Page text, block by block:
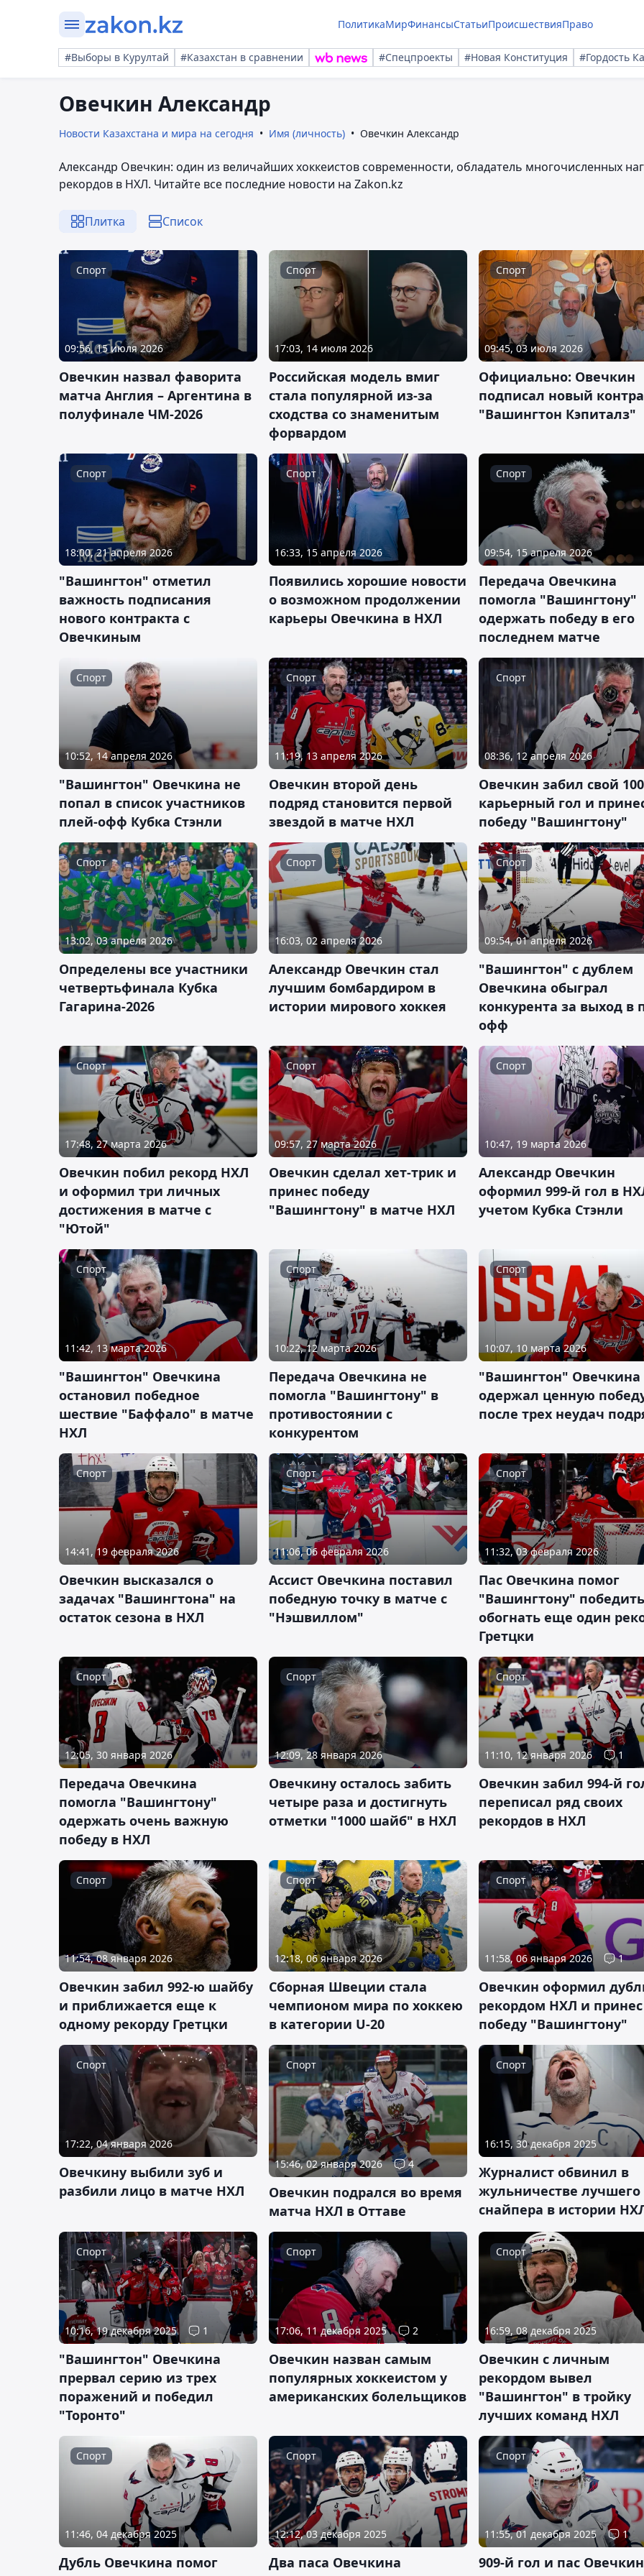
ПолитикаМирФинансыСтатьиПроисшествияПраво
#Выборы в Курултай #Казахстан в сравнении #Спецпроекты #Новая Конституция #Гордость
Овечкин Александр
Новости Казахстана и мира на сегодня Имя (личность) Овечкин Александр
Александр Овечкин: один из величайших хоккеистов современности, обладатель многочисленных
рекордов в НХЛ. Читайте все последние новости на Zakon.kz
Плитка Список
Спорт
09:56, 15 июля 2026
Овечкин назвал фаворита
матча Англия – Аргентина в
полуфинале ЧМ-2026
Спорт
17:03, 14 июля 2026
Российская модель вмиг
стала популярной из-за
сходства со знаменитым
форвардом
Спорт
09:45, 03 июля 2026
Официально: Овечкин
подписал новый
"Вашингтон Кэпиталз"
Спорт
18:00, 21 апреля 2026
"Вашингтон" отметил
важность подписания
нового контракта с
Овечкиным
Спорт
16:33, 15 апреля 2026
Появились хорошие новости
о возможном продолжении
карьеры Овечкина в НХЛ
Спорт
09:54, 15 апреля 2026
Передача Овечкина
помогла "Вашингтону"
одержать победу в его
последнем матче
Спорт
10:52, 14 апреля 2026
"Вашингтон" Овечкина не
попал в список участников
плей-офф Кубка Стэнли
Спорт
11:19, 13 апреля 2026
Овечкин второй день
подряд становится первой
звездой в матче НХЛ
Спорт
08:36, 12 апреля 2026
Овечкин забил свой
карьерный гол и
победу "Вашингтону"
Спорт
13:02, 03 апреля 2026
Определены все участники
четвертьфинала Кубка
Гагарина-2026
Спорт
16:03, 02 апреля 2026
Александр Овечкин стал
лучшим бомбардиром в
истории мирового хоккея
Спорт
09:54, 01 апреля 2026
"Вашингтон" с дублем
Овечкина обыграл
конкурента за выход в
офф
Спорт
17:48, 27 марта 2026
Овечкин побил рекорд НХЛ
и оформил три личных
достижения в матче с
"Ютой"
Спорт
09:57, 27 марта 2026
Овечкин сделал хет-трик и
принес победу
"Вашингтону" в матче НХЛ
Спорт
10:47, 19 марта 2026
Александр Овечкин
оформил 999-й гол в
учетом Кубка Стэнли
Спорт
11:42, 13 марта 2026
"Вашингтон" Овечкина
остановил победное
шествие "Баффало" в матче
НХЛ
Спорт
10:22, 12 марта 2026
Передача Овечкина не
помогла "Вашингтону" в
противостоянии с
конкурентом
Спорт
10:07, 10 марта 2026
"Вашингтон" Овечкина
одержал ценную
после трех неудач
Спорт
14:41, 19 февраля 2026
Овечкин высказался о
задачах "Вашингтона" на
остаток сезона в НХЛ
Спорт
11:06, 06 февраля 2026
Ассист Овечкина поставил
победную точку в матче с
"Нэшвиллом"
Спорт
11:32, 03 февраля 2026
Пас Овечкина помог
"Вашингтону"
обогнать еще один
Гретцки
Спорт
12:05, 30 января 2026
Передача Овечкина
помогла "Вашингтону"
одержать очень важную
победу в НХЛ
Спорт
12:09, 28 января 2026
Овечкину осталось забить
четыре раза и достигнуть
отметки "1000 шайб" в НХЛ
Спорт
11:10, 12 января 2026 1
Овечкин забил 994-й
переписал ряд своих
рекордов в НХЛ
Спорт
11:54, 08 января 2026
Овечкин забил 992-ю шайбу
и приближается еще к
одному рекорду Гретцки
Спорт
12:18, 06 января 2026
Сборная Швеции стала
чемпионом мира по хоккею
в категории U-20
Спорт
11:58, 06 января 2026 1
Овечкин оформил
рекордом НХЛ и принес
победу "Вашингтону"
Спорт
17:22, 04 января 2026
Овечкину выбили зуб и
разбили лицо в матче НХЛ
Спорт
15:46, 02 января 2026 4
Овечкин подрался во время
матча НХЛ в Оттаве
Спорт
16:15, 30 декабря 2025
Журналист обвинил в
жульничестве лучшего
снайпера в истории
Спорт
10:16, 19 декабря 2025 1
"Вашингтон" Овечкина
прервал серию из трех
поражений и победил
"Торонто"
Спорт
17:06, 11 декабря 2025 2
Овечкин назван самым
популярных хоккеистом у
американских болельщиков
Спорт
16:59, 08 декабря 2025
Овечкин с личным
рекордом вывел
"Вашингтон" в тройку
лучших команд НХЛ
Спорт
11:46, 04 декабря 2025
Дубль Овечкина помог
Спорт
12:12, 03 декабря 2025
Два паса Овечкина
Спорт
11:55, 01 декабря 2025 1
909-й гол и пас